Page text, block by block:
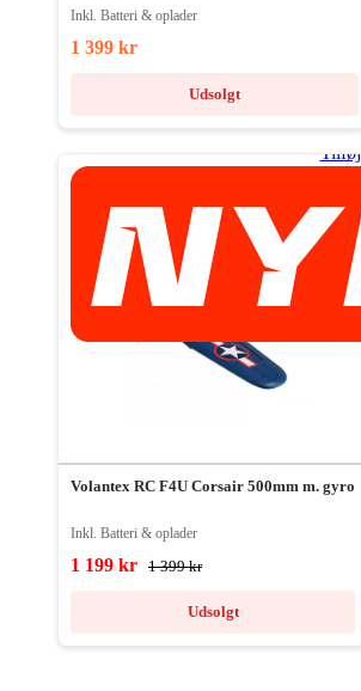
Inkl. Batteri & oplader
1 399 kr
Udsolgt
Tilføj
liste
Volantex RC F4U Corsair 500mm m. gyro
Inkl. Batteri & oplader
1 199 kr 1 399 kr
Udsolgt